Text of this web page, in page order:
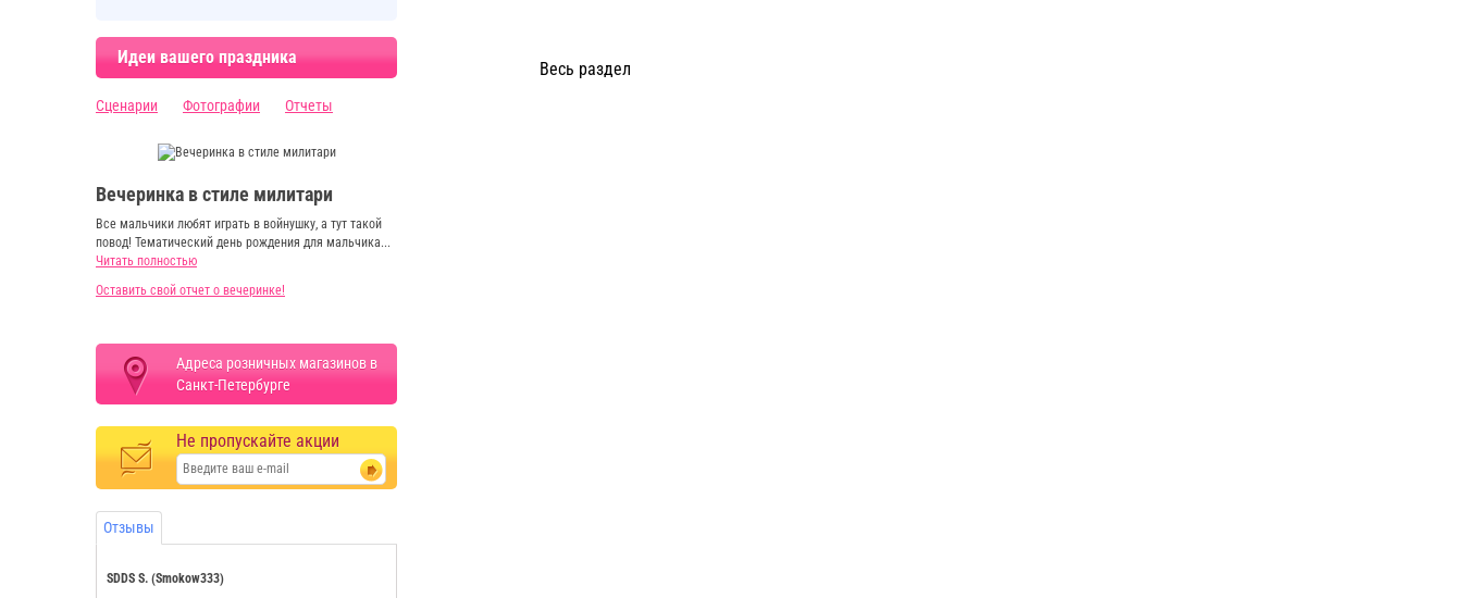
Идеи вашего праздника
Сценарии Фотографии Отчеты
Вечеринка в стиле милитари
Все мальчики любят играть в войнушку, а тут такой
повод! Тематический день рождения для мальчика...
Читать полностью
Оставить свой отчет о вечеринке!
Адреса розничных магазинов в
Санкт-Петербурге
Не пропускайте акции
Отзывы
SDDS S. (Smokow333)
Весь раздел